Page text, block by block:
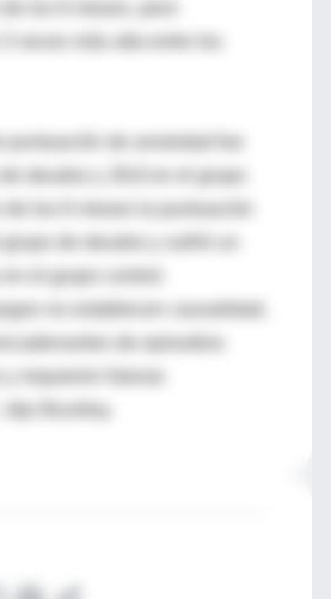
deudos y 28,8 en el grupo
de deudos y sufrió un
el grupo control.
no establecen causalidad,
y requieren futuras
dijo Buckley.